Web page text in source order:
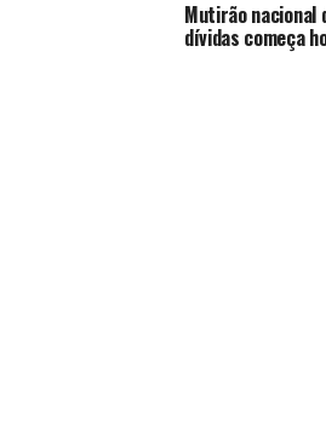
Mutirão nacional
dívidas começa